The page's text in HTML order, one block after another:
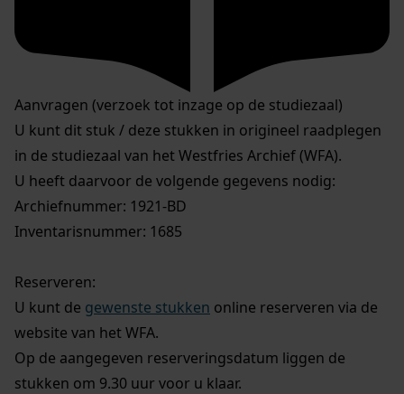
Aanvragen (verzoek tot inzage op de studiezaal)
U kunt dit stuk / deze stukken in origineel raadplegen
in de studiezaal van het Westfries Archief (WFA).
U heeft daarvoor de volgende gegevens nodig:
Archiefnummer: 1921-BD
Inventarisnummer: 1685
Reserveren:
U kunt de gewenste stukken online reserveren via de
website van het WFA.
Op de aangegeven reserveringsdatum liggen de
stukken om 9.30 uur voor u klaar.